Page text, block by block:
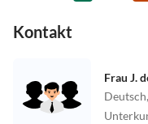
Kontakt
Frau J.